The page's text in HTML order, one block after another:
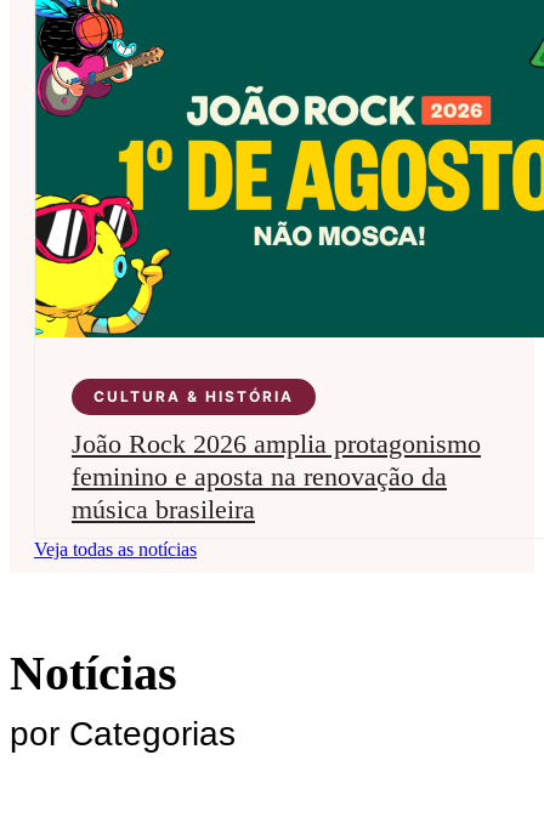
CULTURA & HISTÓRIA
João Rock 2026 amplia protagonismo
feminino e aposta na renovação da
música brasileira
Veja todas as notícias
Notícias
por Categorias